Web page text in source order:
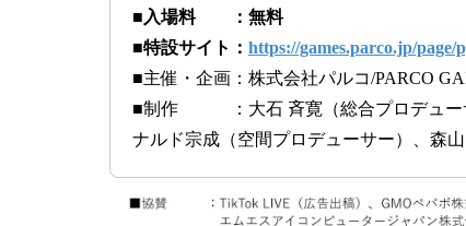
■入場料 ：無料
■特設サイト： https://games.parco.jp/page/
■主催・企画：株式会社パルコ/PARCO
■制作 ：大石 斉寛（総合プロデューサ
ナルド宗成（空間プロデューサー）、森